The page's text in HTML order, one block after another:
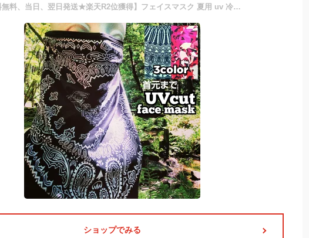
【送料無料、当日、翌日発送★楽天R2位獲得】フェイスマスク 夏用 uv 冷感 ランニング バイク スポーツマスク 夏 ゴルフ 飛沫防止 スポーツ マスク 花粉症対策 バンダナ フィッシング フェイスガード バイカー ペイズリー サバゲー ネックウォーマー レディース メンズ
ショップでみる